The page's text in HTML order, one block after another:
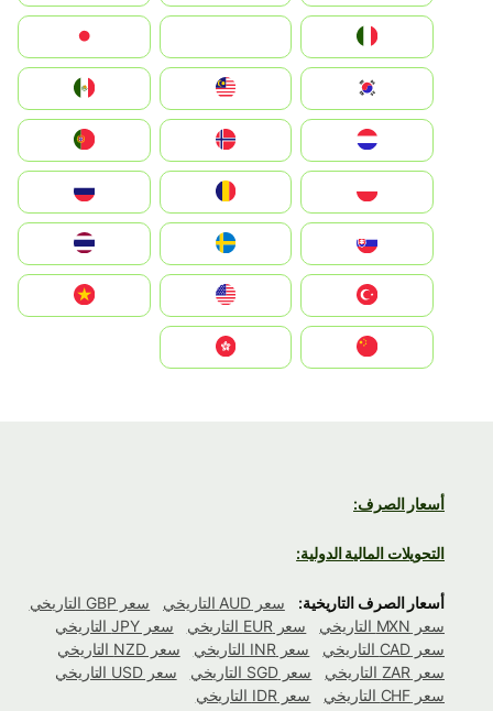
South Korea
Nederland
Portugal
România
Slovensko
United States
Vietnam
أسعار الصرف:
التحويلات المالية الدولية:
أسعار الصرف التاريخية: سعر AUD التاريخي
سعر GBP التاريخي
سعر MXN التاريخي
سعر EUR التاريخي
سعر JPY التاريخي
سعر CAD التاريخي
سعر INR التاريخي
سعر NZD التاريخي
سعر ZAR التاريخي
سعر SGD التاريخي
سعر USD التاريخي
سعر CHF التاريخي
سعر IDR التاريخي